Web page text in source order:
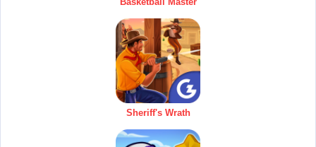
Sheriff's Wrath